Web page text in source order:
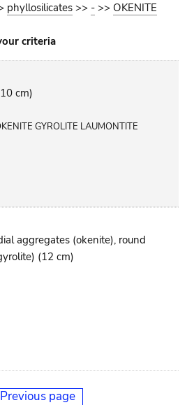
phyllosilicates >> - >> OKENITE
criteria
cm)
GYROLITE LAUMONTITE
aggregates (okenite), round
(12 cm)
Previous page